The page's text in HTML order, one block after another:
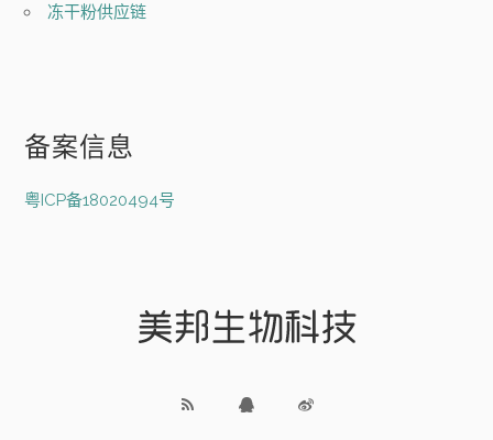
冻干粉供应链
备案信息
粤ICP备18020494号